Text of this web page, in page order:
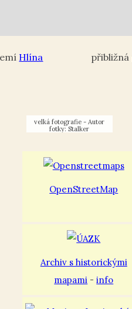
Hlína
Autor
fotky: Stalker
OpenStreetMap
Archiv s historickými
mapami -info